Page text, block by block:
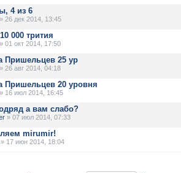
4 из 6
» 26 дек 2014, 13:45
000 трития
» 01 окт 2014, 17:50
Пришельцев 25 ур
» 26 авг 2014, 04:18
Пришельцев 20 уровня
» 16 июл 2014, 16:45
а вам слабо?
» 07 июл 2014, 07:33
mirumir!
» 17 июн 2014, 18:04